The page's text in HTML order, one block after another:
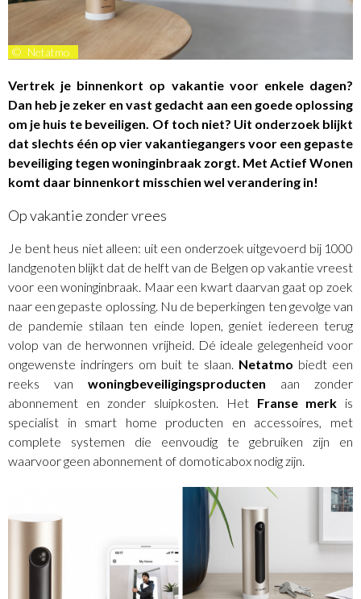
© Netatmo
Vertrek je binnenkort op vakantie voor enkele dagen?
Dan heb je zeker en vast gedacht aan een goede oplossing
om je huis te beveiligen. Of toch niet? Uit onderzoek blijkt
dat slechts één op vier vakantiegangers voor een gepaste
beveiliging tegen woninginbraak zorgt. Met Actief Wonen
komt daar binnenkort misschien wel verandering in!
Op vakantie zonder vrees
Je bent heus niet alleen: uit een onderzoek uitgevoerd bij 1000
landgenoten blijkt dat de helft van de Belgen op vakantie vreest
voor een woninginbraak. Maar een kwart daarvan gaat op zoek
naar een gepaste oplossing. Nu de beperkingen ten gevolge van
de pandemie stilaan ten einde lopen, geniet iedereen terug
volop van de herwonnen vrijheid. Dé ideale gelegenheid voor
ongewenste indringers om buit te slaan. Netatmo biedt een
reeks van woningbeveiligingsproducten aan zonder
abonnement en zonder sluipkosten. Het Franse merk is
specialist in smart home producten en accessoires, met
complete systemen die eenvoudig te gebruiken zijn en
waarvoor geen abonnement of domoticabox nodig zijn.